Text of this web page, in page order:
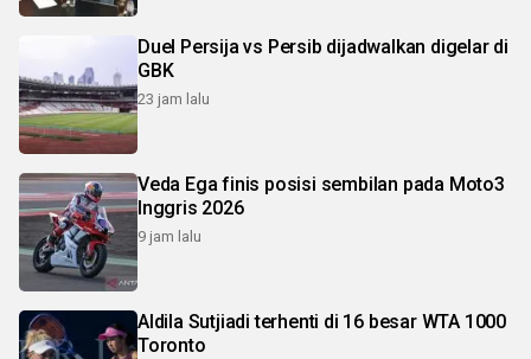
Duel Persija vs Persib dijadwalkan digelar di
GBK
23 jam lalu
Veda Ega finis posisi sembilan pada Moto3
Inggris 2026
9 jam lalu
Aldila Sutjiadi terhenti di 16 besar WTA 1000
Toronto